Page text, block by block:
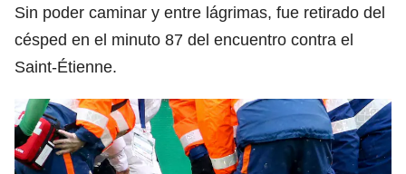
Sin poder caminar y entre lágrimas, fue retirado del
césped en el minuto 87 del encuentro contra el
Saint-Étienne.